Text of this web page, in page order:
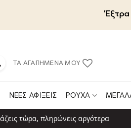
Έξτρα
ΤΑ ΑΓΑΠΗΜΈΝΑ ΜΟΥ
ΝΈΕΣ ΑΦΊΞΕΙΣ ΡΟΎΧΑ
τώρα, πληρώνεις αργότερα